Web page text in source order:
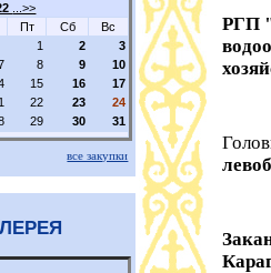
...>>
Пт Сб
Вс
1
2
3
8 9
10
15 16
17
22 23
24
29 30 31
все закупки
РГП